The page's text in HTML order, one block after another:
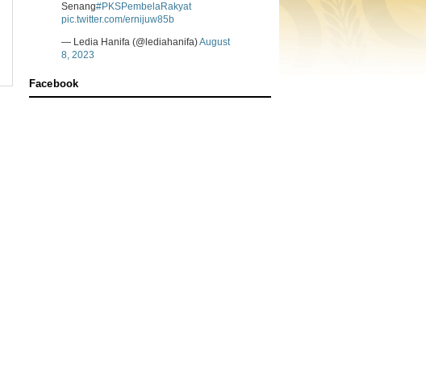
Senang#PKSPembelaRakyat
pic.twitter.com/ernijuw85b
— Ledia Hanifa (@lediahanifa)August
8, 2023
Facebook